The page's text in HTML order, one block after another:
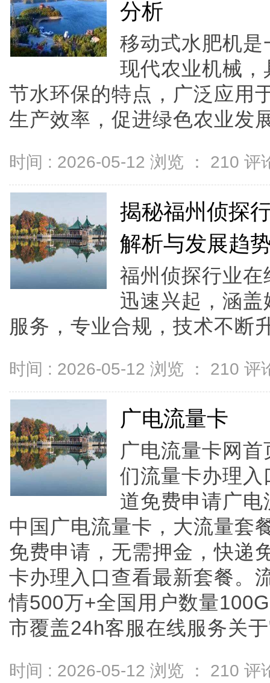
分析
移动式水肥机
现代农业机械
节水环保的特点，广泛应用
生产效率，促进绿色农业发
时间 : 2026-05-12 浏览 ： 210 评
揭秘福州侦探
解析与发展趋
福州侦探行业
迅速兴起，涵
服务，专业合规，技术不断
时间 : 2026-05-12 浏览 ： 210 评
广电流量卡
广电流量卡网
们流量卡办理
道免费申请广
中国广电流量卡，大流量套
免费申请，无需押金，快递
卡办理入口查看最新套餐。
情500万+全国用户数量
市覆盖24h客服在线服务关
时间 : 2026-05-12 浏览 ： 210 评